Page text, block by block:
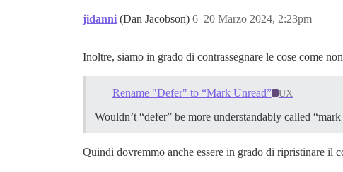
jidanni (Dan Jacobson) 20 Marzo 2024, 2:23pm
6
Inoltre, siamo in grado di contrassegnare le cose come
Rename "Defer" to “Mark Unread” UX
Wouldn’t “defer” be more understandably called “mark
Quindi dovremmo anche essere in grado di ripristinare il